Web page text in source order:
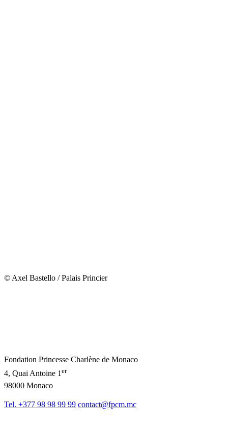
© Axel Bastello / Palais Princier
Fondation Princesse Charlène de Monaco
4, Quai Antoine 1 er
98000 Monaco
Tel. +377 98 98 99 99 contact@fpcm.mc